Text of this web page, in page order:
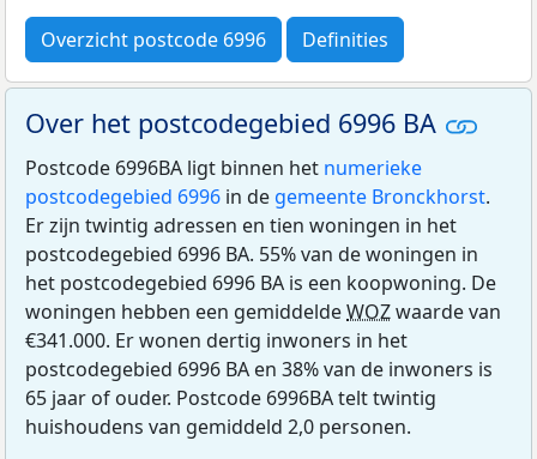
Overzicht postcode 6996 Definities
Over het postcodegebied 6996 BA
Postcode 6996BA ligt binnen het numerieke
postcodegebied 6996 in de gemeente Bronckhorst.
Er zijn twintig adressen en tien woningen in het
postcodegebied 6996 BA. 55% van de woningen in
het postcodegebied 6996 BA is een koopwoning. De
woningen hebben een gemiddeldeWOZwaarde van
€341.000. Er wonen dertig inwoners in het
postcodegebied 6996 BA en 38% van de inwoners is
65 jaar of ouder. Postcode 6996BA telt twintig
huishoudens van gemiddeld 2,0 personen.